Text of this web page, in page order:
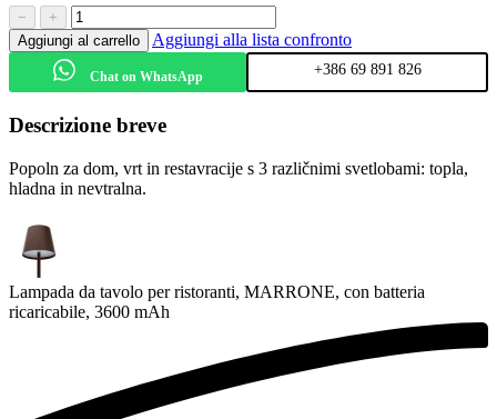
−
+
Aggiungi al carrello
Aggiungi alla lista confronto
Chat on WhatsApp +386 69 891 826
Descrizione breve
Popoln za dom, vrt in restavracije s 3 različnimi svetlobami: topla,
hladna in nevtralna.
Lampada da tavolo per ristoranti, MARRONE, con batteria
ricaricabile, 3600 mAh